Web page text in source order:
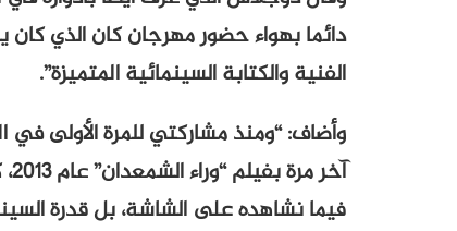
دائما بهواء حضور مهرجان كان الذي كان
الفنية والكتابة السينمائية المتميزة”.
فيما نشاهده على الشاشة، بل قدرة